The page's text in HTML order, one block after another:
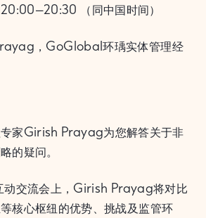
20:00–20:30 （同中国时间）
，GoGlobal环瑀实体管理经
家Girish Prayag为您解答关于非
的疑问。
动交流会上，Girish Prayag将对比
核心枢纽的优势、挑战及监管环